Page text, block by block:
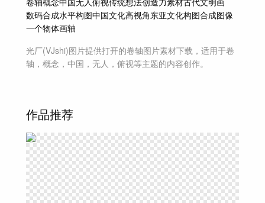
数码合成水平构图中国文化高视角东亚文化构图合成图像
一个物体画轴
光厂(VJshi)图片提供打开的卷轴图片素材下载，适用于卷
轴，概念，中国，无人，俯视等主题的内容创作。
作品推荐